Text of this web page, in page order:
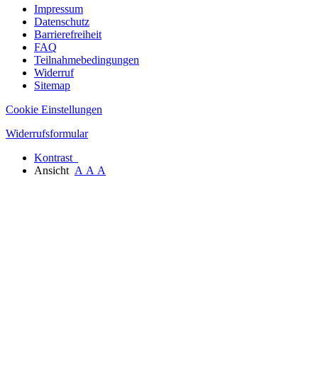
Impressum
Datenschutz
Barrierefreiheit
FAQ
Teilnahmebedingungen
Widerruf
Sitemap
Cookie Einstellungen
Widerrufsformular
Kontrast
Ansicht A A A